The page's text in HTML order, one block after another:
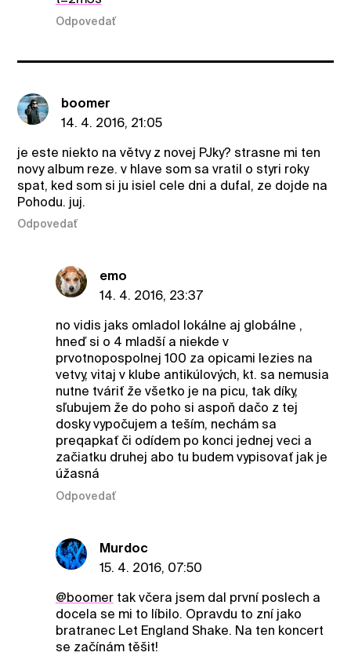
Odpovedať
boomer
14. 4. 2016, 21:05
je este niekto na větvy z novej PJky? strasne mi ten
novy album reze. v hlave som sa vratil o styri roky
spat, ked som si ju isiel cele dni a dufal, ze dojde na
Pohodu. juj.
Odpovedať
emo
14. 4. 2016, 23:37
no vidis jaks omladol lokálne aj globálne ,
hneď si o 4 mladší a niekde v
prvotnopospolnej 100 za opicami lezies na
vetvy, vitaj v klube antikúlových, kt. sa nemusia
nutne tváriť že všetko je na picu, tak díky,
sľubujem že do poho si aspoň dačo z tej
dosky vypočujem a teším, nechám sa
preqapkať či odídem po konci jednej veci a
začiatku druhej abo tu budem vypisovať jak je
úžasná
Odpovedať
Murdoc
15. 4. 2016, 07:50
@boomertak včera jsem dal první poslech a
docela se mi to líbilo. Opravdu to zní jako
bratranec Let England Shake. Na ten koncert
se začínám těšit!